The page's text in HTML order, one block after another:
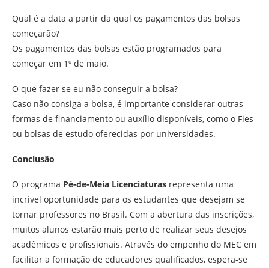
Qual é a data a partir da qual os pagamentos das bolsas
começarão?
Os pagamentos das bolsas estão programados para
começar em 1º de maio.
O que fazer se eu não conseguir a bolsa?
Caso não consiga a bolsa, é importante considerar outras
formas de financiamento ou auxílio disponíveis, como o Fies
ou bolsas de estudo oferecidas por universidades.
Conclusão
O programa Pé-de-Meia Licenciaturas representa uma
incrível oportunidade para os estudantes que desejam se
tornar professores no Brasil. Com a abertura das inscrições,
muitos alunos estarão mais perto de realizar seus desejos
acadêmicos e profissionais. Através do empenho do MEC em
facilitar a formação de educadores qualificados, espera-se